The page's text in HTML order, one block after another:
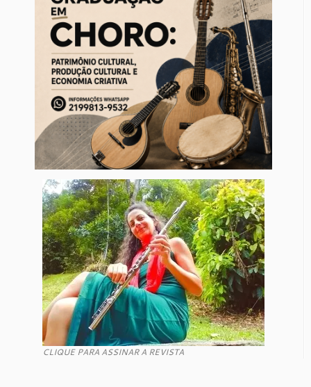
CLIQUE PARA ASSINAR A REVISTA